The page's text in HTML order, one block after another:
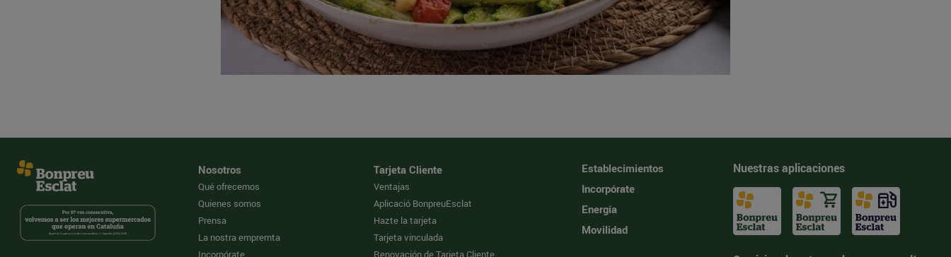
Nosotros
Qué ofrecemos
Quienes somos
Prensa
La nostra empremta
Incorpórate
Tarjeta Cliente
Ventajas
Aplicació BonpreuEsclat
Hazte la tarjeta
Tarjeta vinculada
Renovación de Tarjeta Cliente
Establecimientos
Incorpórate
Energía
Movilidad
Nuestras aplicaciones